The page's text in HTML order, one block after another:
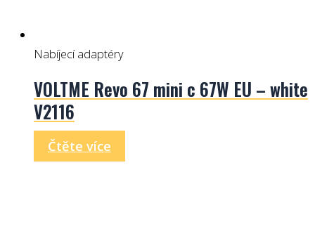
Nabíjecí adaptéry
VOLTME Revo 67 mini c 67W EU – white
V2116
Čtěte více